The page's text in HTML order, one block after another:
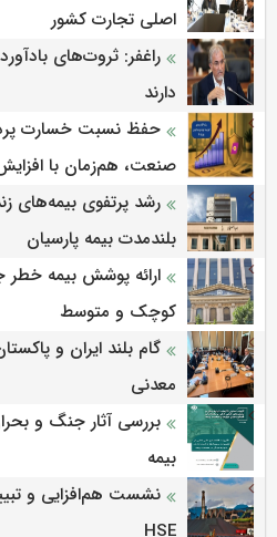
اصلی تجارت کشور
راغفر: ثروت‌های
دارند
حفظ نسبت خسارت
صنعت، هم‌زمان با
رشد پرتفوی بیمه‌های
بلندمدت بیمه پارسیان
ارائه پوشش بیمه خطر
کوچک و متوسط
گام بلند ایران و
معدنی
بررسی آثار جنگ و
بیمه
نشست هم‌افزایی و
HSE